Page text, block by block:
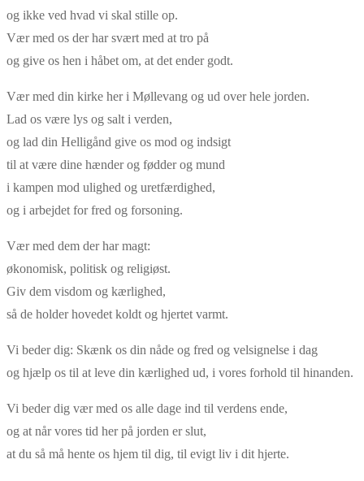
og ikke ved hvad vi skal stille op.
Vær med os der har svært med at tro på
og give os hen i håbet om, at det ender godt.
Vær med din kirke her i Møllevang og ud over hele jorden.
Lad os være lys og salt i verden,
og lad din Helligånd give os mod og indsigt
til at være dine hænder og fødder og mund
i kampen mod ulighed og uretfærdighed,
og i arbejdet for fred og forsoning.
Vær med dem der har magt:
økonomisk, politisk og religiøst.
Giv dem visdom og kærlighed,
så de holder hovedet koldt og hjertet varmt.
Vi beder dig: Skænk os din nåde og fred og velsignelse i dag
og hjælp os til at leve din kærlighed ud, i vores forhold til hinanden.
Vi beder dig vær med os alle dage ind til verdens ende,
og at når vores tid her på jorden er slut,
at du så må hente os hjem til dig, til evigt liv i dit hjerte.